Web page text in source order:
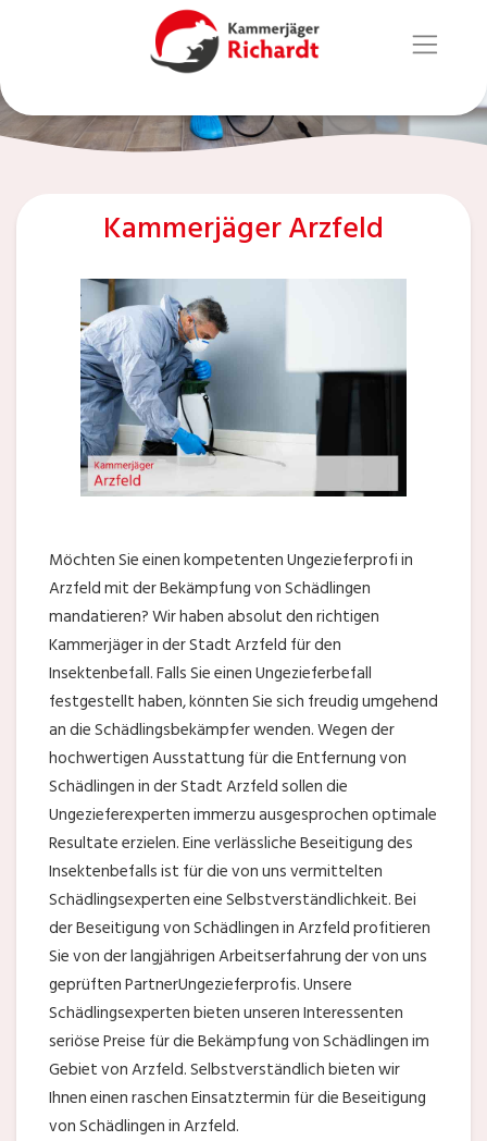
Kammerjäger Arzfeld
Möchten Sie einen kompetenten Ungezieferprofi in
Arzfeld mit der Bekämpfung von Schädlingen
mandatieren? Wir haben absolut den richtigen
Kammerjäger in der Stadt Arzfeld für den
Insektenbefall. Falls Sie einen Ungezieferbefall
festgestellt haben, könnten Sie sich freudig umgehend
an die Schädlingsbekämpfer wenden. Wegen der
hochwertigen Ausstattung für die Entfernung von
Schädlingen in der Stadt Arzfeld sollen die
Ungezieferexperten immerzu ausgesprochen optimale
Resultate erzielen. Eine verlässliche Beseitigung des
Insektenbefalls ist für die von uns vermittelten
Schädlingsexperten eine Selbstverständlichkeit. Bei
der Beseitigung von Schädlingen in Arzfeld profitieren
Sie von der langjährigen Arbeitserfahrung der von uns
geprüften PartnerUngezieferprofis. Unsere
Schädlingsexperten bieten unseren Interessenten
seriöse Preise für die Bekämpfung von Schädlingen im
Gebiet von Arzfeld. Selbstverständlich bieten wir
Ihnen einen raschen Einsatztermin für die Beseitigung
von Schädlingen in Arzfeld.